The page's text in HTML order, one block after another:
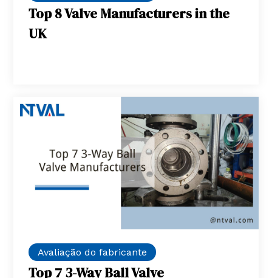
Top 8 Valve Manufacturers in the
UK
Avaliação do fabricante
Top 7 3-Way Ball Valve